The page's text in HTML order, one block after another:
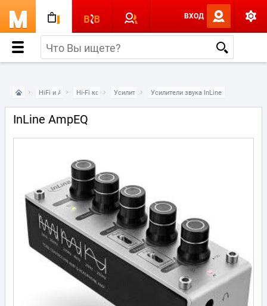
ВХОД
HiFi и Audio Hi-Fi компонентыУсилители звукаУсилители звука InLine
InLine AmpEQ